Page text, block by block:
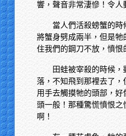
響，聲音非常淒慘！令人
當人們活殺螃蟹的
將蟹身劈成兩半，但是牠
住我們的鋼刀不放，憤恨
田蛙被宰殺的時候
落，不知飛到那裡去了
用手去觸摸牠的頭部，好
頭一般！那種驚慌憤恨
啊！